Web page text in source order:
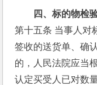
四、标的物检
第十五条 当事人对
签收的送货单、确
的，人民法院应当
认定买受人已对数